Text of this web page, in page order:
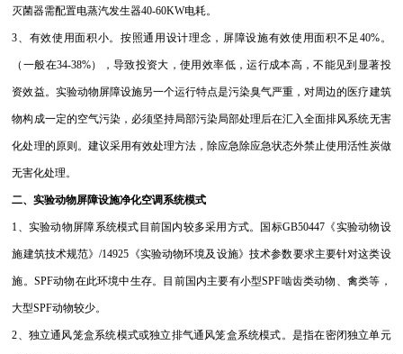
灭菌器需配置电蒸汽发生器40-60KW电耗。
3、有效使用面积小。按照通用设计理念，屏障设施有效使用面积不足40%。
（一般在34-38%），导致投资大，使用效率低，运行成本高，不能见到显著投
资效益。实验动物屏障设施另一个运行特点是污染臭气严重，对周边的医疗建筑
物构成一定的空气污染，必须坚持局部污染局部处理后在汇入全面排风系统无害
化处理的原则。建议采用有效处理方法，除应急除应急状态外禁止使用活性炭做
无害化处理。
二、实验动物屏障设施净化空调系统模式
1、实验动物屏障系统模式目前国内较多采用方式。国标GB50447《实验动物设
施建筑技术规范》/14925《实验动物环境及设施》技术参数要求主要针对这类设
施。SPF动物在此环境中生存。目前国内主要有小型SPF啮齿类动物、禽类等，
大型SPF动物较少。
2、独立通风笼盒系统模式或独立排气通风笼盒系统模式。是指在密闭独立单元